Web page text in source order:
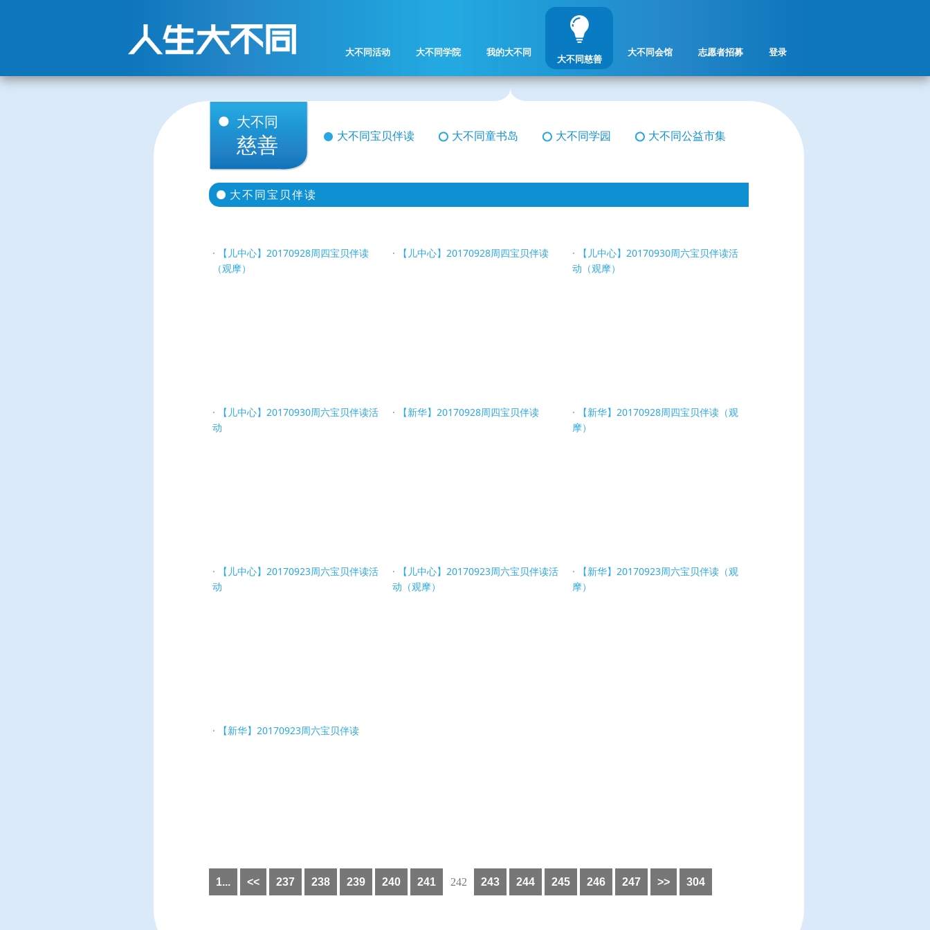
大不同活动 大不同学院 我的大不同
大不同慈善
大不同会馆 志愿者招募 登录
大不同
慈善 大不同宝贝伴读 大不同童书岛 大不同学园 大不同公益市集
大不同宝贝伴读
【儿中心】20170928周四宝贝伴读
（观摩）
【儿中心】20170928周四宝贝伴读
【儿中心】20170930周六宝贝伴读活
动（观摩）
【儿中心】20170930周六宝贝伴读活
动
【新华】20170928周四宝贝伴读
【新华】20170928周四宝贝伴读（观
摩）
【儿中心】20170923周六宝贝伴读活
动
【儿中心】20170923周六宝贝伴读活
动（观摩）
【新华】20170923周六宝贝伴读（观
摩）
【新华】20170923周六宝贝伴读
1... << 237 238 239 240 241 242 243 244 245 246 247 >> 304